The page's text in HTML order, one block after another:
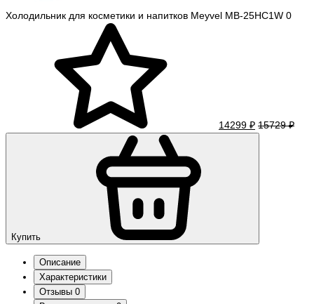
Холодильник для косметики и напитков Meyvel MB-25HC1W 0
14299 ₽ 15729 ₽
Купить
Описание
Характеристики
Отзывы 0